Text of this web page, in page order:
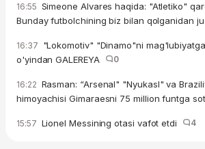
16:55 Simeone Alvares haqida: "Atletiko"
Bunday futbolchining biz bilan qolganidan
16:37 "Lokomotiv" "Dinamo"ni
o'yindan GALEREYA
0
16:22 Rasman: “Arsenal" "Nyukasl" va
himoyachisi Gimaraesni 75 million funtga
15:57 Lionel Messining otasi vafot etdi 4